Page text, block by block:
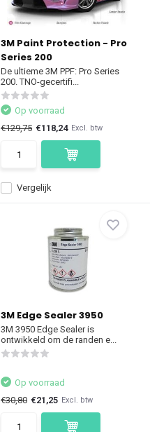
3M Paint Protection - Pro
Series 200
De ultieme 3M PPF: Pro Series
200. TNO-gecertifi...
Vergelijk
Op voorraad
€129,75 €118,24 Excl. btw
3M Edge Sealer 3950
3M 3950 Edge Sealer is
ontwikkeld om de randen e...
Op voorraad
€30,80 €21,25 Excl. btw